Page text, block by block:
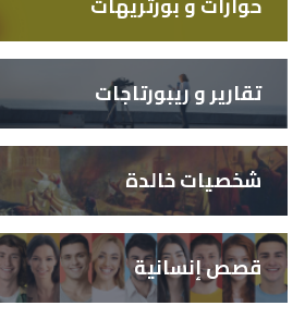
تقارير و ريبورتاجات
شخصيات خالدة
قصص إنسانية